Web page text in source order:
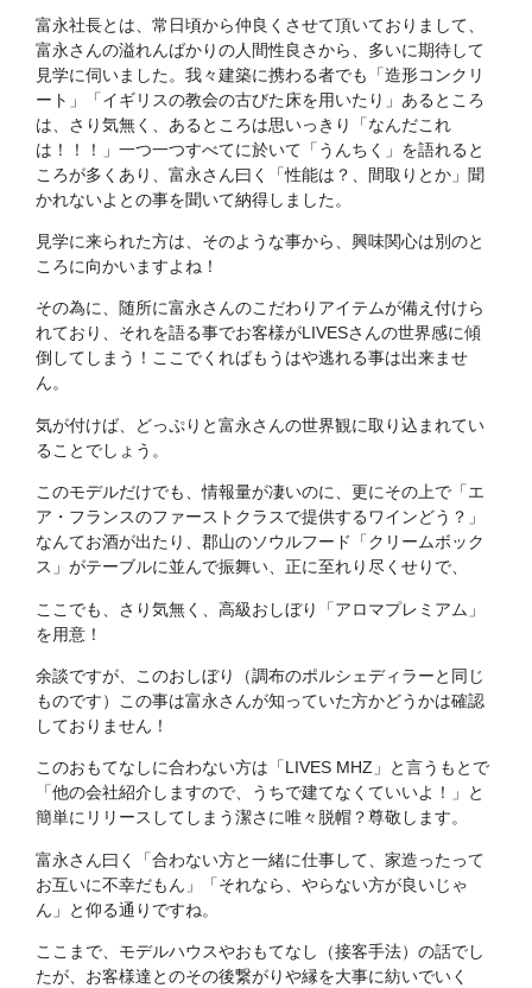
富永社長とは、常日頃から仲良くさせて頂いておりまして、
富永さんの溢れんばかりの人間性良さから、多いに期待して
見学に伺いました。我々建築に携わる者でも「造形コンクリ
ート」「イギリスの教会の古びた床を用いたり」あるところ
は、さり気無く、あるところは思いっきり「なんだこれ
は！！！」一つ一つすべてに於いて「うんちく」を語れると
ころが多くあり、富永さん曰く「性能は？、間取りとか」聞
かれないよとの事を聞いて納得しました。
見学に来られた方は、そのような事から、興味関心は別のと
ころに向かいますよね！
その為に、随所に富永さんのこだわりアイテムが備え付けら
れており、それを語る事でお客様がLIVESさんの世界感に傾
倒してしまう！ここでくればもうはや逃れる事は出来ませ
ん。
気が付けば、どっぷりと富永さんの世界観に取り込まれてい
ることでしょう。
このモデルだけでも、情報量が凄いのに、更にその上で「エ
ア・フランスのファーストクラスで提供するワインどう？」
なんてお酒が出たり、郡山のソウルフード「クリームボック
ス」がテーブルに並んで振舞い、正に至れり尽くせりで、
ここでも、さり気無く、高級おしぼり「アロマプレミアム」
を用意！
余談ですが、このおしぼり（調布のポルシェディラーと同じ
ものです）この事は富永さんが知っていた方かどうかは確認
しておりません！
このおもてなしに合わない方は「LIVES MHZ」と言うもとで
「他の会社紹介しますので、うちで建てなくていいよ！」と
簡単にリリースしてしまう潔さに唯々脱帽？尊敬します。
富永さん曰く「合わない方と一緒に仕事して、家造ったって
お互いに不幸だもん」「それなら、やらない方が良いじゃ
ん」と仰る通りですね。
ここまで、モデルハウスやおもてなし（接客手法）の話でし
たが、お客様達とのその後繋がりや縁を大事に紡いでいく